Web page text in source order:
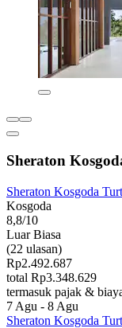
Sheraton
Sheraton Kosgoda
Kosgoda
8,8/10
Luar Biasa
(22 ulasan)
Rp2.492.687
total Rp3.348.629
termasuk pajak &
7 Agu - 8 Agu
Sheraton Kosgoda